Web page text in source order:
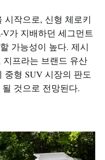
시작으로, 신형 체로키
V가 지배하던 세그먼트
가능성이 높다. 제시
프라는 브랜드 유산
중형 SUV 시장의 판도
것으로 전망된다.